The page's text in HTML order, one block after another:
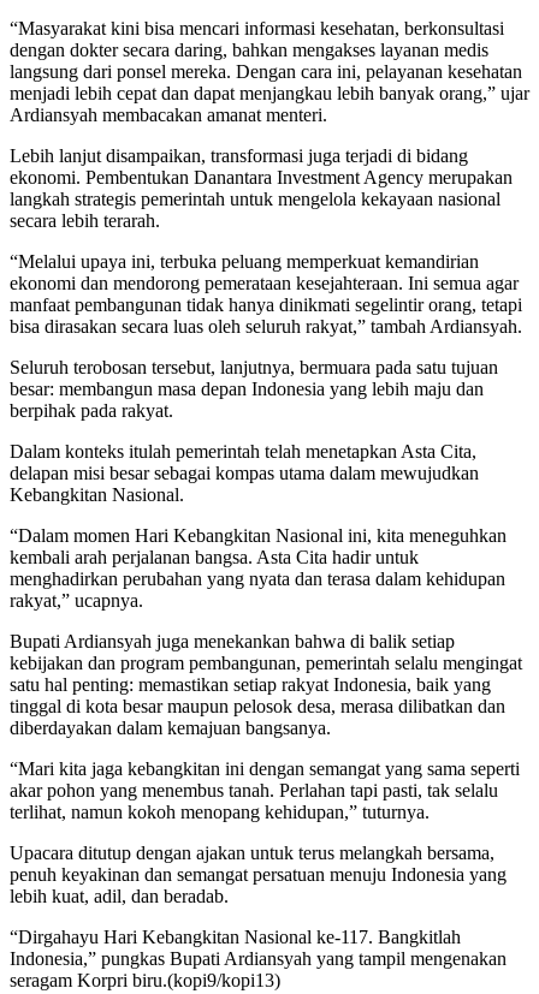
“Masyarakat kini bisa mencari informasi kesehatan, berkonsultasi
dengan dokter secara daring, bahkan mengakses layanan medis
langsung dari ponsel mereka. Dengan cara ini, pelayanan kesehatan
menjadi lebih cepat dan dapat menjangkau lebih banyak orang,” ujar
Ardiansyah membacakan amanat menteri.
Lebih lanjut disampaikan, transformasi juga terjadi di bidang
ekonomi. Pembentukan Danantara Investment Agency merupakan
langkah strategis pemerintah untuk mengelola kekayaan nasional
secara lebih terarah.
“Melalui upaya ini, terbuka peluang memperkuat kemandirian
ekonomi dan mendorong pemerataan kesejahteraan. Ini semua agar
manfaat pembangunan tidak hanya dinikmati segelintir orang, tetapi
bisa dirasakan secara luas oleh seluruh rakyat,” tambah Ardiansyah.
Seluruh terobosan tersebut, lanjutnya, bermuara pada satu tujuan
besar: membangun masa depan Indonesia yang lebih maju dan
berpihak pada rakyat.
Dalam konteks itulah pemerintah telah menetapkan Asta Cita,
delapan misi besar sebagai kompas utama dalam mewujudkan
Kebangkitan Nasional.
“Dalam momen Hari Kebangkitan Nasional ini, kita meneguhkan
kembali arah perjalanan bangsa. Asta Cita hadir untuk
menghadirkan perubahan yang nyata dan terasa dalam kehidupan
rakyat,” ucapnya.
Bupati Ardiansyah juga menekankan bahwa di balik setiap
kebijakan dan program pembangunan, pemerintah selalu mengingat
satu hal penting: memastikan setiap rakyat Indonesia, baik yang
tinggal di kota besar maupun pelosok desa, merasa dilibatkan dan
diberdayakan dalam kemajuan bangsanya.
“Mari kita jaga kebangkitan ini dengan semangat yang sama seperti
akar pohon yang menembus tanah. Perlahan tapi pasti, tak selalu
terlihat, namun kokoh menopang kehidupan,” tuturnya.
Upacara ditutup dengan ajakan untuk terus melangkah bersama,
penuh keyakinan dan semangat persatuan menuju Indonesia yang
lebih kuat, adil, dan beradab.
“Dirgahayu Hari Kebangkitan Nasional ke-117. Bangkitlah
Indonesia,” pungkas Bupati Ardiansyah yang tampil mengenakan
seragam Korpri biru.(kopi9/kopi13)